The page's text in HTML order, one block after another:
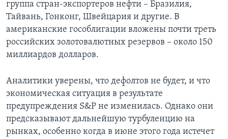
группа стран-экспортеров нефти – Бразилия,
Тайвань, Гонконг, Швейцария и другие. В
американские гособлигации вложены почти треть
российских золотовалютных резервов – около 150
миллиардов долларов.
Аналитики уверены, что дефолтов не будет, и что
экономическая ситуация в результате
предупреждения S&P не изменилась. Однако они
предсказывают дальнейшую турбуленцию на
рынках, особенно когда в июне этого года истечет